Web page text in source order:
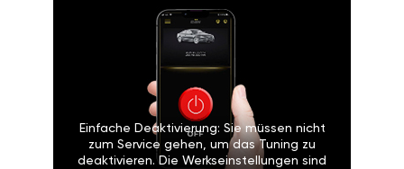
Einfache Deaktivierung: Sie müssen nicht
zum Service gehen, um das Tuning zu
deaktivieren. Die Werkseinstellungen sind